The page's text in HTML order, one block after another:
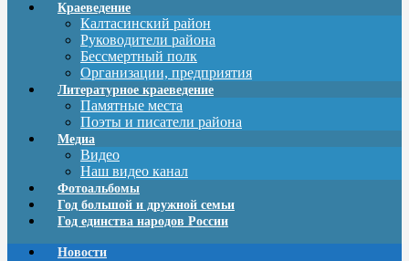
Краеведение
Калтасинский район
Руководители района
Бессмертный полк
Организации, предприятия
Литературное краеведение
Памятные места
Поэты и писатели района
Медиа
Видео
Наш видео канал
Фотоальбомы
Год большой и дружной семьи
Год единства народов России
Новости